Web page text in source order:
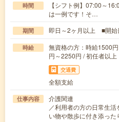
時間
【シフト例】07:00～
は一例です！そ…
期間 即日～2ヶ月以上 ■開始
時給
無資格の方：時給1500
円～2250円 / 初任者以
交通費
全額支給
仕事内容
介護関連
／利用者の方の日常生
い物や散歩に付き添っ